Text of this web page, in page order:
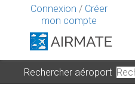
Connexion / Créer
mon compte
Rechercher aéroport